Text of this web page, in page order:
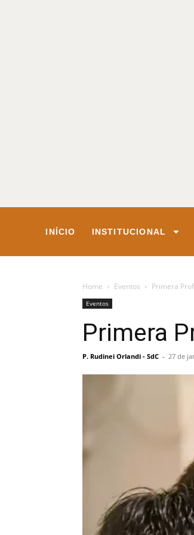
INÍCIO INSTITUCIONAL
Home Eventos Primera
Eventos
Primera
P. Rudinei Orlandi - SdC - 27 de